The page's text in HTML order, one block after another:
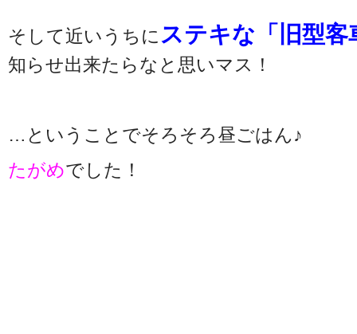
そして近いうちにステキな「旧型
知らせ出来たらなと思いマス！
…ということでそろそろ昼ごはん♪
たがめでした！